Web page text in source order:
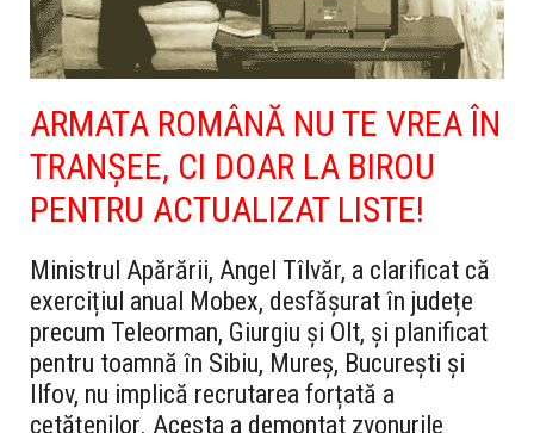
ARMATA ROMÂNĂ NU TE VREA ÎN
TRANȘEE, CI DOAR LA BIROU
PENTRU ACTUALIZAT LISTE!
Ministrul Apărării, Angel Tîlvăr, a clarificat că
exercițiul anual Mobex, desfășurat în județe
precum Teleorman, Giurgiu și Olt, și planificat
pentru toamnă în Sibiu, Mureș, București și
Ilfov, nu implică recrutarea forțată a
cetățenilor. Acesta a demontat zvonurile